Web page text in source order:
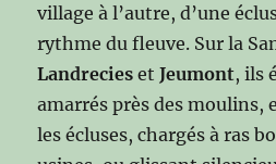
village à l’autre, d’une
rythme du fleuve. Sur la
Landrecies etJeumont, ils
amarrés près des moulins,
les écluses, chargés à ras